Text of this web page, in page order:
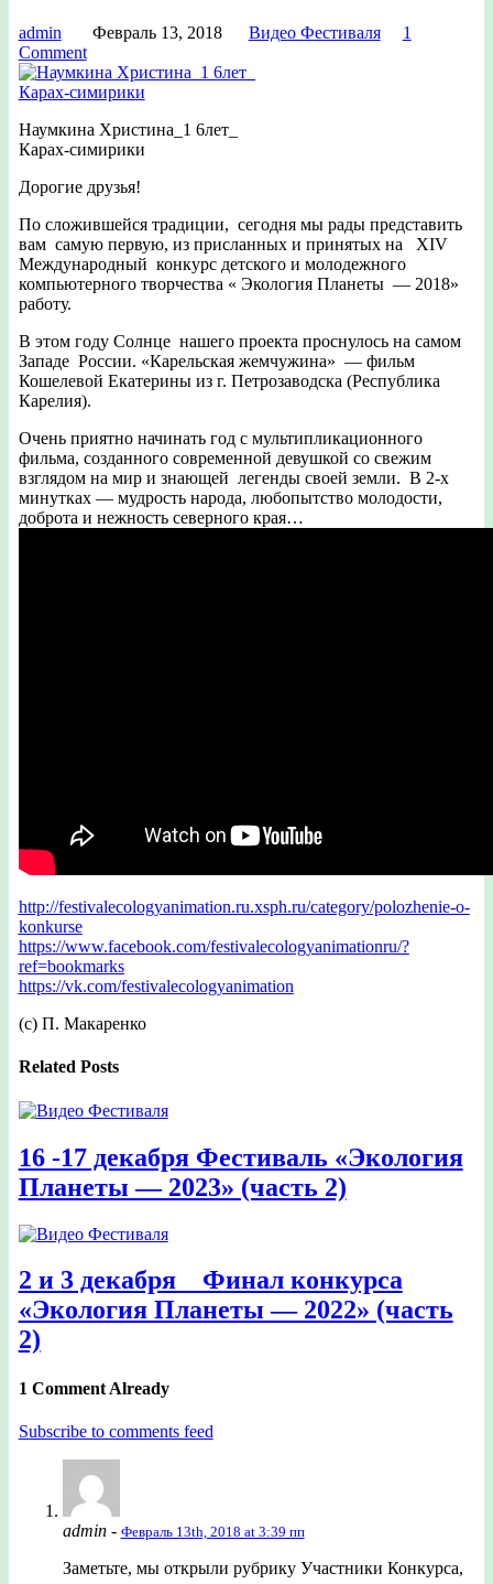
admin Февраль 13, 2018 Видео Фестиваля
1
Comment
Наумкина Христина_1 6лет_
Карах-симирики
Дорогие друзья!
По сложившейся традиции, сегодня мы рады представить
вам самую первую, из присланных и принятых на XIV
Международный конкурс детского и молодежного
компьютерного творчества « Экология Планеты — 2018»
работу.
В этом году Солнце нашего проекта проснулось на самом
Западе России. «Карельская жемчужина» — фильм
Кошелевой Екатерины из г. Петрозаводска (Республика
Карелия).
Очень приятно начинать год с мультипликационного
фильма, созданного современной девушкой со свежим
взглядом на мир и знающей легенды своей земли. В 2-х
минутках — мудрость народа, любопытство молодости,
доброта и нежность северного края…
http://festivalecologyanimation.ru.xsph.ru/category/polozhenie-o-
konkurse
https://www.facebook.com/festivalecologyanimationru/?
ref=bookmarks
https://vk.com/festivalecologyanimation
(с) П. Макаренко
Related Posts
16 -17 декабря Фестиваль «Экология
Планеты — 2023» (часть 2)
2 и 3 декабря _ Финал конкурса
«Экология Планеты — 2022» (часть
2)
1 Comment Already
Subscribe to comments feed
admin - Февраль 13th, 2018 at 3:39 пп
Заметьте, мы открыли рубрику Участники Конкурса,